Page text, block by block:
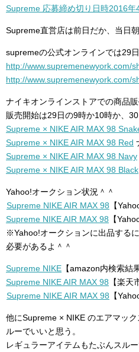
Supreme 応募締め切り日時2016年
Supreme直営店は前日だか、当日
supremeの公式オンラインでは29日
http://www.supremenewyork.com/
http://www.supremenewyork.com/
ナイキオンラインストアでの商品
販売開始は29日の9時か10時か、
Supreme × NIKE AIR MAX 98
Supreme × NIKE AIR MAX 98 Red
Supreme × NIKE AIR MAX 98 Navy
Supreme × NIKE AIR MAX 98 Black
Yahoo!オークション状況＾＾
Supreme NIKE AIR MAX 98 【
Supreme NIKE AIR MAX 98 【
※Yahoo!オークションに出品する
必要があるよ＾＾
Supreme NIKE 【amazon内検索結果
Supreme NIKE AIR MAX 98 【楽天
Supreme NIKE AIR MAX 98 【
他にSupreme × NIKE のエアマッ
ルーでいいと思う。
レギュラーアイテムもたぶんスル